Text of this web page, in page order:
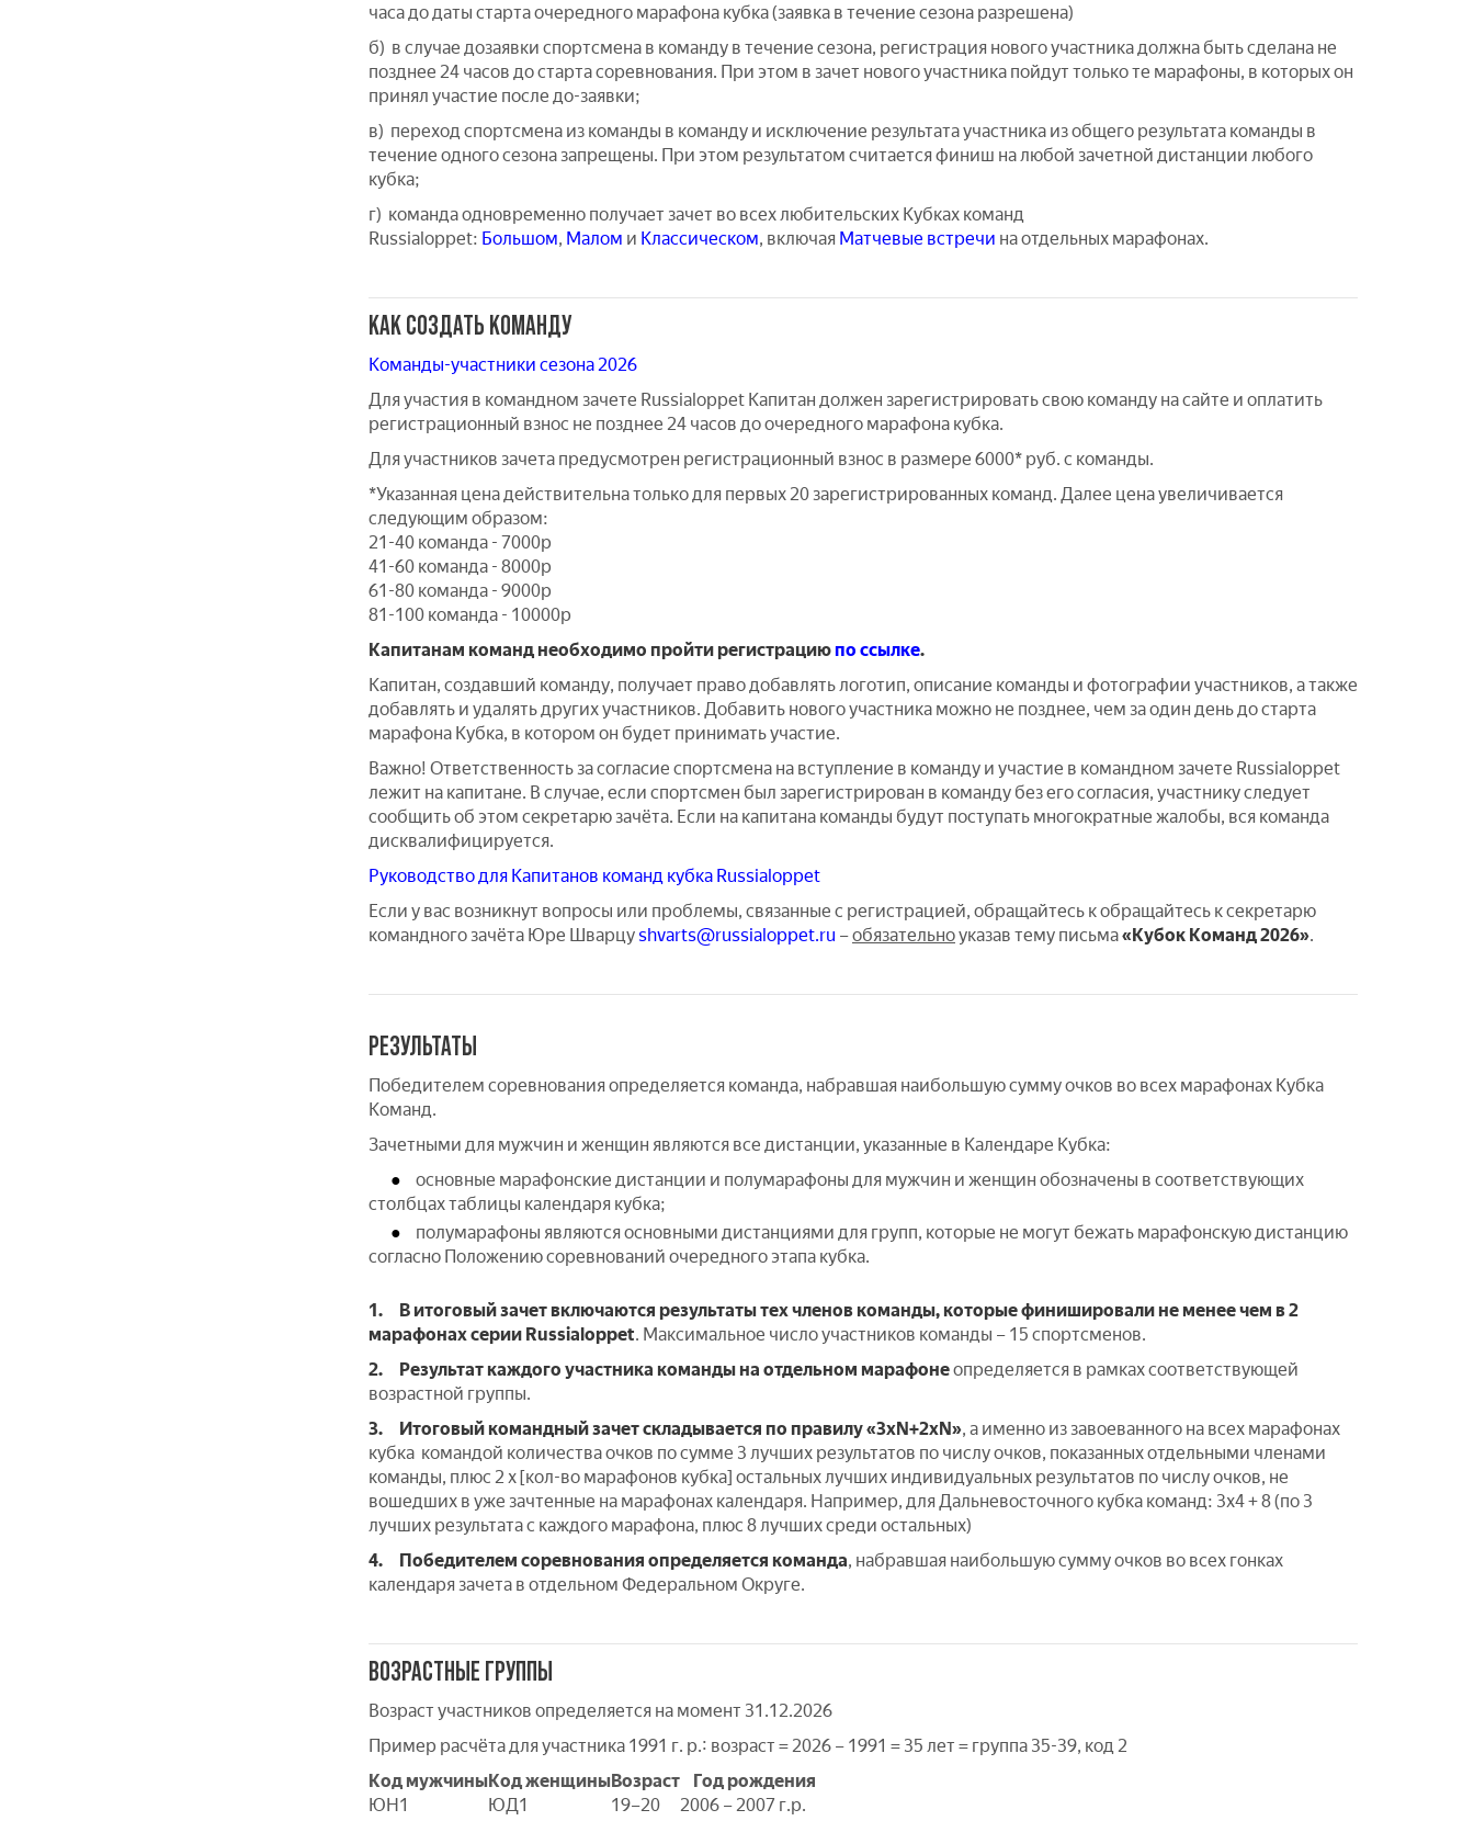
часа до даты старта очередного марафона кубка (заявка в течение сезона разрешена)
б) в случае дозаявки спортсмена в команду в течение сезона, регистрация нового участника должна быть сделана не
позднее 24 часов до старта соревнования. При этом в зачет нового участника пойдут только те марафоны, в которых он
принял участие после до-заявки;
в) переход спортсмена из команды в команду и исключение результата участника из общего результата команды в
течение одного сезона запрещены. При этом результатом считается финиш на любой зачетной дистанции любого
кубка;
г) команда одновременно получает зачет во всех любительских Кубках команд
Russialoppet: Большом, Малом и Классическом, включая Матчевые встречи на отдельных марафонах.
КАК СОЗДАТЬ КОМАНДУ
Команды-участники сезона 2026
Для участия в командном зачете Russialoppet Капитан должен зарегистрировать свою команду на сайте и оплатить
регистрационный взнос не позднее 24 часов до очередного марафона кубка.
Для участников зачета предусмотрен регистрационный взнос в размере 6000* руб. с команды.
*Указанная цена действительна только для первых 20 зарегистрированных команд. Далее цена увеличивается
следующим образом:
21-40 команда - 7000р
41-60 команда - 8000р
61-80 команда - 9000р
81-100 команда - 10000р
Капитанам команд необходимо пройти регистрациюпо ссылке.
Капитан, создавший команду, получает право добавлять логотип, описание команды и фотографии участников, а также
добавлять и удалять других участников. Добавить нового участника можно не позднее, чем за один день до старта
марафона Кубка, в котором он будет принимать участие.
Важно! Ответственность за согласие спортсмена на вступление в команду и участие в командном зачете Russialoppet
лежит на капитане. В случае, если спортсмен был зарегистрирован в команду без его согласия, участнику следует
сообщить об этом секретарю зачёта. Если на капитана команды будут поступать многократные жалобы, вся команда
дисквалифицируется.
Руководство для Капитанов команд кубка Russialoppet
Если у вас возникнут вопросы или проблемы, связанные с регистрацией, обращайтесь к обращайтесь к секретарю
командного зачёта Юре Шварцу shvarts@russialoppet.ru –обязательноуказав тему письма«Кубок Команд 2026».
РЕЗУЛЬТАТЫ
Победителем соревнования определяется команда, набравшая наибольшую сумму очков во всех марафонах Кубка
Команд.
Зачетными для мужчин и женщин являются все дистанции, указанные в Календаре Кубка:
основные марафонские дистанции и полумарафоны для мужчин и женщин обозначены в соответствующих
столбцах таблицы календаря кубка;
полумарафоны являются основными дистанциями для групп, которые не могут бежать марафонскую дистанцию
согласно Положению соревнований очередного этапа кубка.
1. В итоговый зачет включаются результатытехчленов команды, которые финишировали не менее чем в 2
марафонах серии Russialoppet. Максимальное число участников команды – 15 спортсменов.
2. Результат каждого участника команды на отдельном марафонеопределяется в рамках соответствующей
возрастной группы.
3. Итоговый командный зачет складывается по правилу «3хN+2xN», а именно из завоеванного на всех марафонах
кубка командой количества очков по сумме 3 лучших результатов по числу очков, показанных отдельными членами
команды, плюс 2 x [кол-во марафонов кубка] остальных лучших индивидуальных результатов по числу очков, не
вошедших в уже зачтенные на марафонах календаря. Например, для Дальневосточного кубка команд: 3х4 + 8 (по 3
лучших результата с каждого марафона, плюс 8 лучших среди остальных)
4. Победителем соревнования определяется команда, набравшая наибольшую сумму очков во всех гонках
календаря зачета в отдельном Федеральном Округе.
ВОЗРАСТНЫЕ ГРУППЫ
Возраст участников определяется на момент 31.12.2026
Пример расчёта для участника 1991 г. р.: возраст = 2026 – 1991 = 35 лет = группа 35-39, код 2
Код мужчиныКод женщиныВозраст
Год рождения
ЮН1
ЮД1 19–20
2006 – 2007 г.р.